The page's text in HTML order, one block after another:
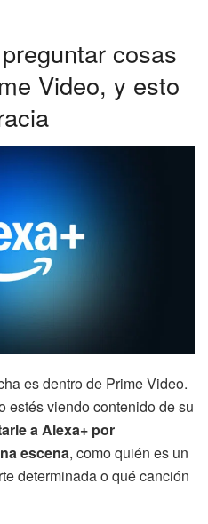
cosas
Video, y esto
es dentro de Prime Video.
estés viendo contenido de su
a Alexa+ por
escena, como quién es un
determinada o qué canción